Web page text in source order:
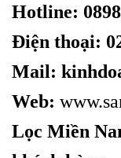
Hotline:
Điện thoại:
Mail:
Web:
Lọc Miền